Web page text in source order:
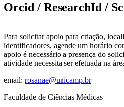
Orcid / ResearchId /
Para solicitar apoio para criação,
identificadores, agende um horário
apoio é necessário a presença do
atividade necessita ser efetuada na
email: rosanae@unicamp.br
Faculdade de Ciências Médicas